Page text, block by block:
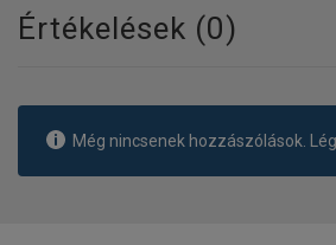
Értékelések (0)
Még nincsenek hozzászólások.